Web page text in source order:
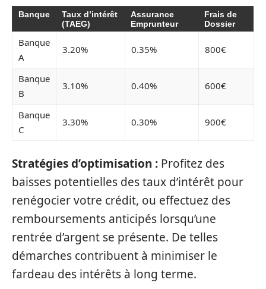
Banque
Taux d’intérêt
(TAEG)
Assurance
Emprunteur
Frais de
Dossier
Banque
A
3.20% 0.35% 800€
Banque
B
3.10% 0.40% 600€
Banque
C
3.30% 0.30% 900€
Stratégies d’optimisation : Profitez des
baisses potentielles des taux d’intérêt pour
renégocier votre crédit, ou effectuez des
remboursements anticipés lorsqu’une
rentrée d’argent se présente. De telles
démarches contribuent à minimiser le
fardeau des intérêts à long terme.